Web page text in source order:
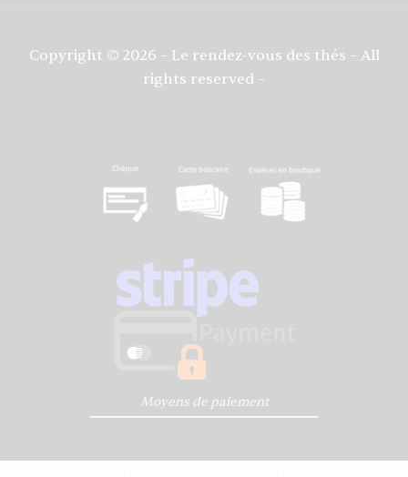
Copyright © 2026 – Le rendez-vous des thés – All
rights reserved –
Moyens de paiement